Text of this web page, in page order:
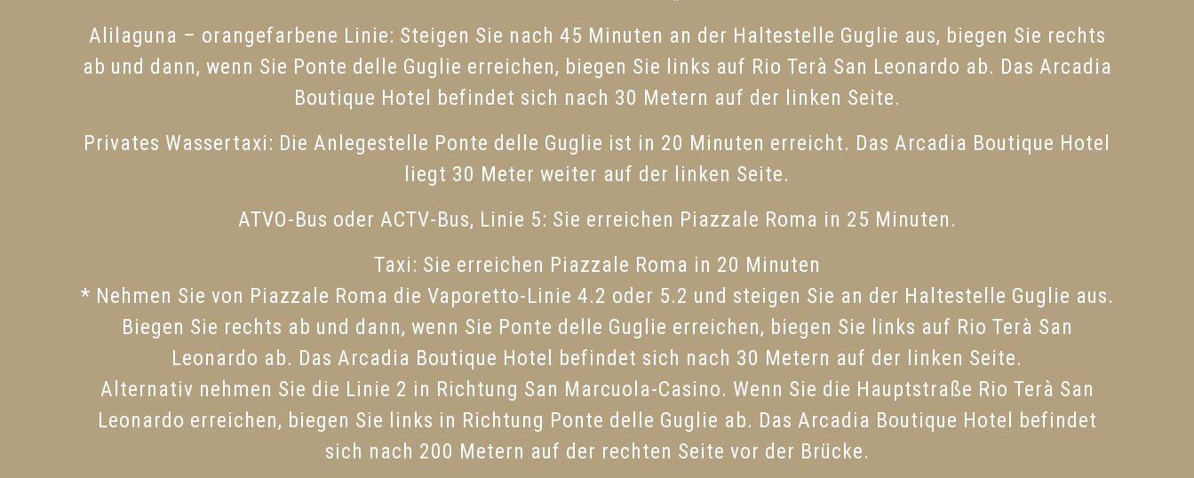
Alilaguna – orangefarbene Linie: Steigen Sie nach 45 Minuten an der Haltestelle Guglie aus, biegen Sie rechts
ab und dann, wenn Sie Ponte delle Guglie erreichen, biegen Sie links auf Rio Terà San Leonardo ab. Das Arcadia
Boutique Hotel befindet sich nach 30 Metern auf der linken Seite.
Privates Wassertaxi: Die Anlegestelle Ponte delle Guglie ist in 20 Minuten erreicht. Das Arcadia Boutique Hotel
liegt 30 Meter weiter auf der linken Seite.
ATVO-Bus oder ACTV-Bus, Linie 5: Sie erreichen Piazzale Roma in 25 Minuten.
Taxi: Sie erreichen Piazzale Roma in 20 Minuten
* Nehmen Sie von Piazzale Roma die Vaporetto-Linie 4.2 oder 5.2 und steigen Sie an der Haltestelle Guglie aus.
Biegen Sie rechts ab und dann, wenn Sie Ponte delle Guglie erreichen, biegen Sie links auf Rio Terà San
Leonardo ab. Das Arcadia Boutique Hotel befindet sich nach 30 Metern auf der linken Seite.
Alternativ nehmen Sie die Linie 2 in Richtung San Marcuola-Casino. Wenn Sie die Hauptstraße Rio Terà San
Leonardo erreichen, biegen Sie links in Richtung Ponte delle Guglie ab. Das Arcadia Boutique Hotel befindet
sich nach 200 Metern auf der rechten Seite vor der Brücke.